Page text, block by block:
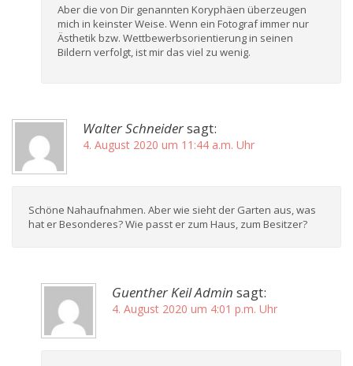
Aber die von Dir genannten Koryphäen überzeugen
mich in keinster Weise. Wenn ein Fotograf immer nur
Ästhetik bzw. Wettbewerbsorientierung in seinen
Bildern verfolgt, ist mir das viel zu wenig.
Walter Schneidersagt:
4. August 2020 um 11:44 a.m. Uhr
Schöne Nahaufnahmen. Aber wie sieht der Garten aus, was
hat er Besonderes? Wie passt er zum Haus, zum Besitzer?
Guenther Keil Admin sagt:
4. August 2020 um 4:01 p.m. Uhr